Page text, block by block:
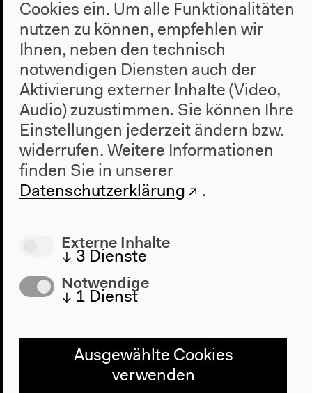
Werkstatt-Gespräch: Khesrau
Moderation: Eva Gilmer
Englische Übersetzung
30.09.2021
Cookies ein. Um alle Funktionalitäten
nutzen zu können, empfehlen wir
Ihnen, neben den technisch
notwendigen Diensten auch der
Aktivierung externer Inhalte (Video,
Audio) zuzustimmen. Sie können Ihre
Einstellungen jederzeit ändern bzw.
widerrufen. Weitere Informationen
finden Sie in unserer
Datenschutzerklärung
.
Externe Inhalte
↓ 3 Dienste
Notwendige
↓ 1 Dienst
Ausgewählte Cookies
verwenden